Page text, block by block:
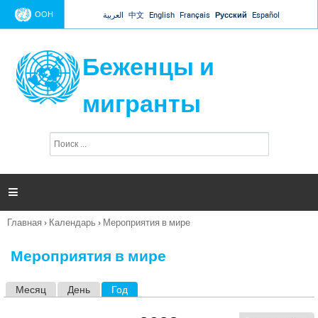
Jump to navigation
ООН العربية 中文 English Français Русский Español
Беженцы и
мигранты
п
и

Вы
Главная › Календарь › Мероприятия в мире
Мероприятия в мире
Месяц День Год